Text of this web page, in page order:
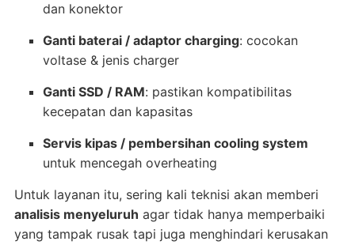
dan konektor
Ganti baterai / adaptor charging: cocokan
voltase & jenis charger
Ganti SSD / RAM: pastikan kompatibilitas
kecepatan dan kapasitas
Servis kipas / pembersihan cooling system
untuk mencegah overheating
Untuk layanan itu, sering kali teknisi akan memberi
analisis menyeluruh agar tidak hanya memperbaiki
yang tampak rusak tapi juga menghindari kerusakan